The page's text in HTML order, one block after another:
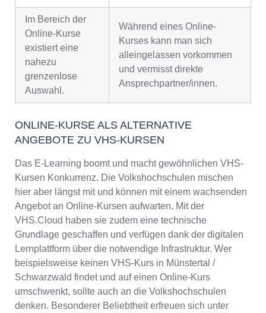
Im Bereich der
Online-Kurse
existiert eine
nahezu
grenzenlose
Auswahl.
Während eines Online-
Kurses kann man sich
alleingelassen vorkommen
und vermisst direkte
Ansprechpartner/innen.
ONLINE-KURSE ALS ALTERNATIVE
ANGEBOTE ZU VHS-KURSEN
Das E-Learning boomt und macht gewöhnlichen VHS-
Kursen Konkurrenz. Die Volkshochschulen mischen
hier aber längst mit und können mit einem wachsenden
Angebot an Online-Kursen aufwarten. Mit der
VHS.Cloud haben sie zudem eine technische
Grundlage geschaffen und verfügen dank der digitalen
Lernplattform über die notwendige Infrastruktur. Wer
beispielsweise keinen VHS-Kurs in Münstertal /
Schwarzwald findet und auf einen Online-Kurs
umschwenkt, sollte auch an die Volkshochschulen
denken. Besonderer Beliebtheit erfreuen sich unter